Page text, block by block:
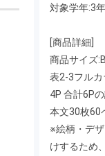
対象学年:3
[商品詳細]
商品サイズ
表2-3フルカ
4P 合計6P
本文30枚60
※絵柄・デ
けするため